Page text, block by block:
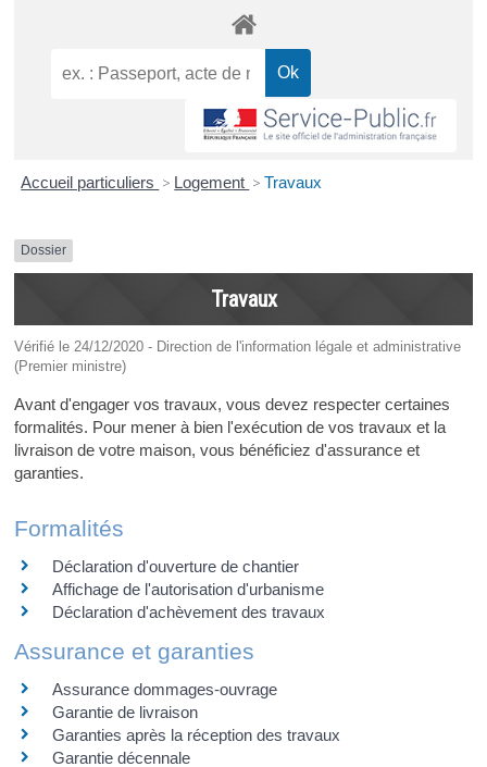
Accueil particuliers > Logement > Travaux
Dossier
Travaux
Vérifié le 24/12/2020 - Direction de l'information légale et administrative
(Premier ministre)
Avant d'engager vos travaux, vous devez respecter certaines
formalités. Pour mener à bien l'exécution de vos travaux et la
livraison de votre maison, vous bénéficiez d'assurance et
garanties.
Formalités
Déclaration d'ouverture de chantier
Affichage de l'autorisation d'urbanisme
Déclaration d'achèvement des travaux
Assurance et garanties
Assurance dommages-ouvrage
Garantie de livraison
Garanties après la réception des travaux
Garantie décennale